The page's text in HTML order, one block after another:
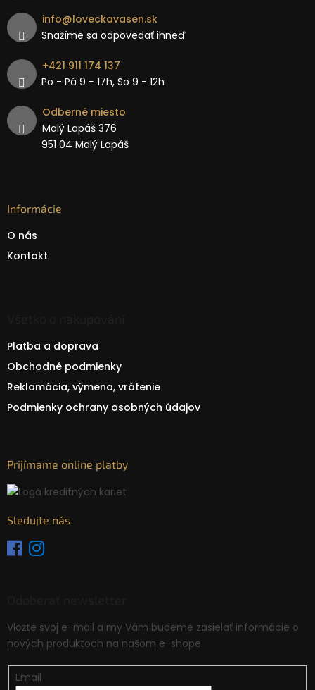
info@loveckavasen.sk
Snažíme sa odpovedať ihneď
+421 911 174 137
Po - Pá 9 − 17h, So 9 - 12h
Odberné miesto
Malý Lapáš 376
951 04 Malý Lapáš
Informácie
O nás
Kontakt
Platba a doprava
Obchodné podmienky
Reklamácia, výmena, vrátenie
Podmienky ochrany osobných údajov
Prijímame online platby
Sledujte nás
Vložte svoj e-mail a my Vám budeme zasielať informácie o
nových produktoch na našom e-shope.
Email